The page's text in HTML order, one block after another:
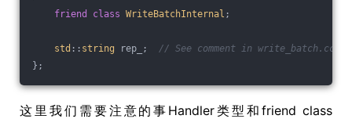
friend
class WriteBatchInternal ;
std :: string rep_; // See comment in write_batch.cc
};
这里我们需要注意的事Handler类型和friend class